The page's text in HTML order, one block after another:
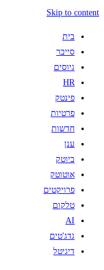
Skip to content
בית
סייבר
גיוסים
HR
פינטק
פרטיות
חדשות
ענן
ביוטק
אוטוטק
פרויקטים
טלקום
AI
גדג'טים
דיגיטל